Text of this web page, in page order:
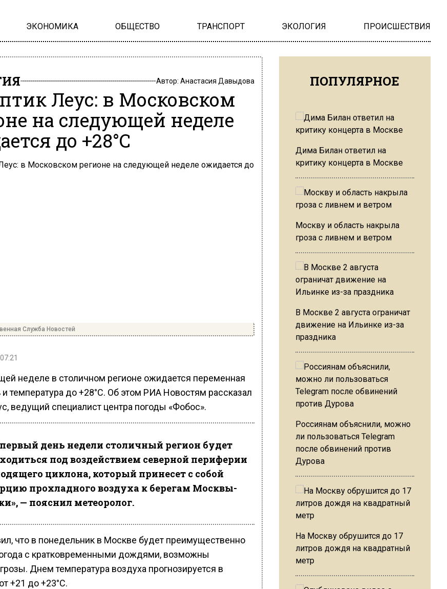
ЭКОНОМИКА ОБЩЕСТВО ТРАНСПОРТ ЭКОЛОГИЯ ПРОИСШЕСТВИЯ
Автор: Анастасия Давыдова
Леус: в Московском
на следующей неделе
до +28°C
Служба Новостей
неделе в столичном регионе ожидается переменная
и температура до +28°C. Об этом РИА Новостям рассказал
ведущий специалист центра погоды «Фобос».
день недели столичный регион будет
под воздействием северной периферии
циклона, который принесет с собой
прохладного воздуха к берегам Москвы-
— пояснил метеоролог.
что в понедельник в Москве будет преимущественно
с кратковременными дождями, возможны
Днем температура воздуха прогнозируется в
+21 до +23°C.
ПОПУЛЯРНОЕ
Дима Билан ответил на
критику концерта в Москве
Москву и область накрыла
гроза с ливнем и ветром
В Москве 2 августа ограничат
движение на Ильинке из-за
праздника
Россиянам объяснили, можно
ли пользоваться Telegram
после обвинений против
Дурова
На Москву обрушится до 17
литров дождя на квадратный
метр